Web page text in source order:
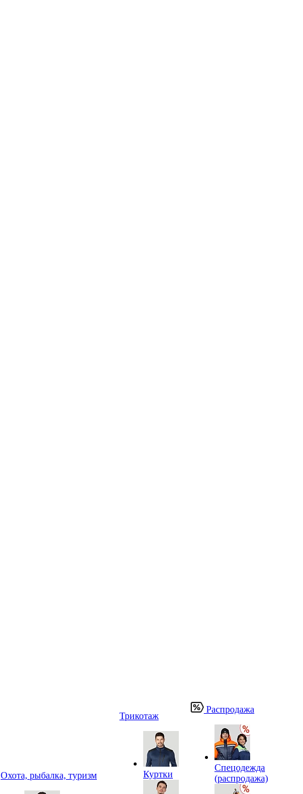
Охота, рыбалка, туризм
Трикотаж
Куртки
Распродажа
Спецодежда
(распродажа)